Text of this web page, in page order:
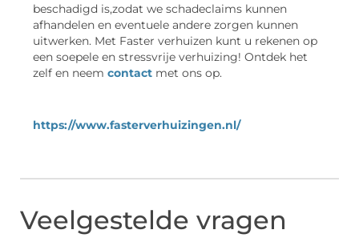
beschadigd is,zodat we schadeclaims kunnen
afhandelen en eventuele andere zorgen kunnen
uitwerken. Met Faster verhuizen kunt u rekenen op
een soepele en stressvrije verhuizing! Ontdek het
zelf en neem contact met ons op.
https://www.fasterverhuizingen.nl/
Veelgestelde vragen